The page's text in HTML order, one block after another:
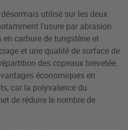
désormais utilisé sur les deux
l'usure par abrasion
en carbure de tungstène et
et une qualité de surface de
des copeaux brevetée.
économiques en
car la polyvalence du
de réduire le nombre de